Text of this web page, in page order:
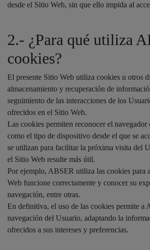
desde el Sitio Web, sin que ello impida al
2.- ¿Para qué utiliza
cookies?
El presente Sitio Web utiliza cookies u otros
almacenamiento y recuperación de
seguimiento de las interacciones de los
ofrecidos en el Sitio Web.
Las cookies permiten reconocer el navegador
como el tipo de dispositivo desde el que se
se utilizan para facilitar la próxima visita del
el Sitio Web resulte más útil.
Por ejemplo, ABSER utiliza las cookies para
Web funcione correctamente y conocer su
navegación, entre otras.
En definitiva, el uso de las cookies permite a
navegación del Usuario, adaptando la
ofrecidos a sus intereses y preferencias.